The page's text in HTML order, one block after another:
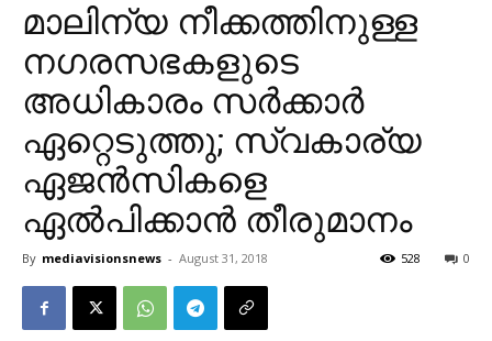
മാലിന്യ നീക്കത്തിനുള്ള
നഗരസഭകളുടെ
അധികാരം സര്‍ക്കാര്‍
ഏറ്റെടുത്തു; സ്വകാര്യ
ഏജന്‍സികളെ
ഏല്‍പിക്കാന്‍ തീരുമാനം
By mediavisionsnews - August 31, 2018 0
528